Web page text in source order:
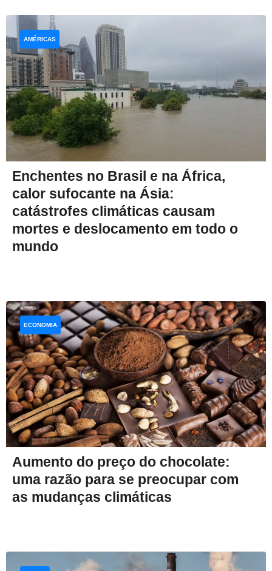
Enchentes no Brasil e na África,
calor sufocante na Ásia:
catástrofes climáticas causam
mortes e deslocamento em todo o
mundo
AMÉRICAS
Aumento do preço do chocolate:
uma razão para se preocupar com
as mudanças climáticas
ECONOMIA